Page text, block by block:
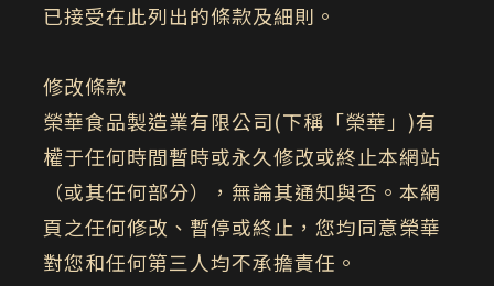
已接受在此列出的條款及細則。
修改條款
榮華食品製造業有限公司(下稱「榮華」)有
權于任何時間暫時或永久修改或終止本網站
（或其任何部分），無論其通知與否。本網
頁之任何修改、暫停或終止，您均同意榮華
對您和任何第三人均不承擔責任。